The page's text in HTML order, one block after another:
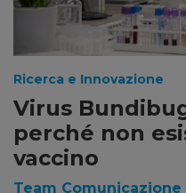
Ricerca e Innovazione
Virus
perché non
vaccino
Team Comunicazione